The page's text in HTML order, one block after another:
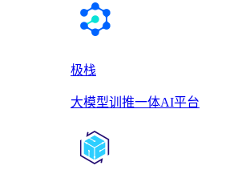
极栈
大模型训推一体AI平台